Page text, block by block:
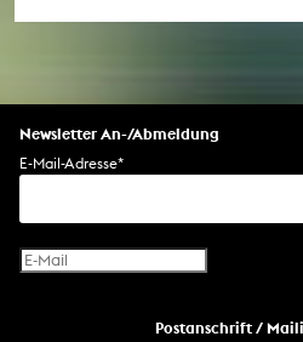
Newsletter An-/Abmeldung
E-Mail-Adresse*
Postanschrift /